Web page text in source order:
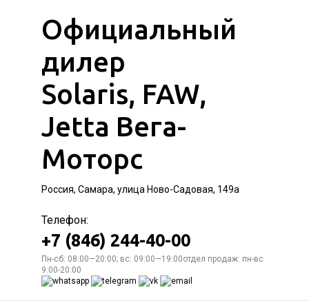
Официальный
дилер
Solaris, FAW,
Jetta Вега-
Моторс
Россия, Самара, улица Ново-Садовая, 149а
Телефон:
+7 (846) 244-40-00
Пн-сб: 08:00—20:00; вс: 09:00—19:00отдел продаж: пн-вс
9:00-20:00